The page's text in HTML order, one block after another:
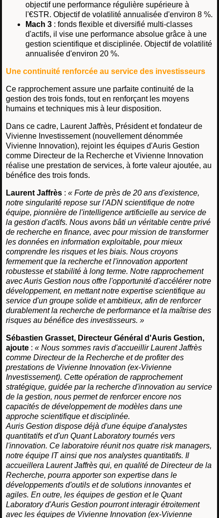
objectif une performance régulière supérieure à
l'€STR. Objectif de volatilité annualisée d'environ 8 %.
Mach 3 : fonds flexible et diversifié multi-classes
d'actifs, il vise une performance absolue grâce à une
gestion scientifique et disciplinée. Objectif de volatilité
annualisée d'environ 20 %.
Une continuité renforcée au service des investisseurs
Ce rapprochement assure une parfaite continuité de la
gestion des trois fonds, tout en renforçant les moyens
humains et techniques mis à leur disposition.
Dans ce cadre, Laurent Jaffrès, Président et fondateur de
Vivienne Investissement (nouvellement dénommée
Vivienne Innovation), rejoint les équipes d'Auris Gestion
comme Directeur de la Recherche et Vivienne Innovation
réalise une prestation de services, à forte valeur ajoutée, au
bénéfice des trois fonds.
Laurent Jaffrès : « Forte de près de 20 ans d'existence,
notre singularité repose sur l'ADN scientifique de notre
équipe, pionnière de l'intelligence artificielle au service de
la gestion d'actifs. Nous avons bâti un véritable centre privé
de recherche en finance, avec pour mission de transformer
les données en information exploitable, pour mieux
comprendre les risques et les biais. Nous croyons
fermement que la recherche et l'innovation apportent
robustesse et stabilité à long terme. Notre rapprochement
avec Auris Gestion nous offre l'opportunité d'accélérer notre
développement, en mettant notre expertise scientifique au
service d'un groupe solide et ambitieux, afin de renforcer
durablement la recherche de performance et la maîtrise des
risques au bénéfice des investisseurs. »
Sébastien Grasset, Directeur Général d'Auris Gestion,
ajoute : « Nous sommes ravis d'accueillir Laurent Jaffrès
comme Directeur de la Recherche et de profiter des
prestations de Vivienne Innovation (ex-Vivienne
Investissement). Cette opération de rapprochement
stratégique, guidée par la recherche d'innovation au service
de la gestion, nous permet de renforcer encore nos
capacités de développement de modèles dans une
approche scientifique et disciplinée.
Auris Gestion dispose déjà d'une équipe d'analystes
quantitatifs et d'un Quant Laboratory tournés vers
l'innovation. Ce laboratoire réunit nos quatre risk managers,
notre équipe IT ainsi que nos analystes quantitatifs. Il
accueillera Laurent Jaffrès qui, en qualité de Directeur de la
Recherche, pourra apporter son expertise dans le
développements d'outils et de solutions innovantes et
agiles. En outre, les équipes de gestion et le Quant
Laboratory d'Auris Gestion pourront interagir étroitement
avec les équipes de Vivienne Innovation (ex-Vivienne